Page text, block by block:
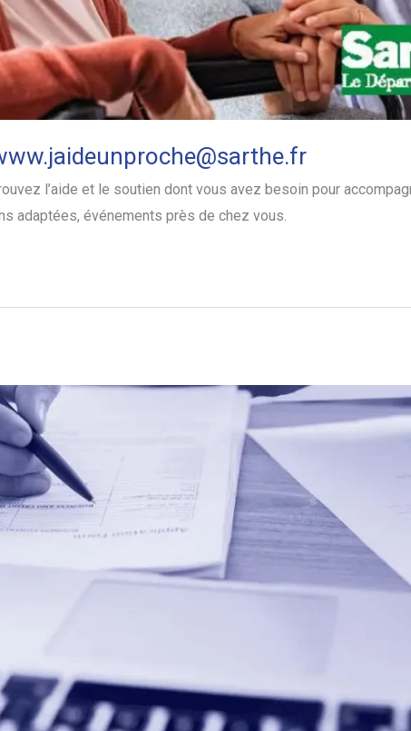
l’aide et le soutien dont vous avez besoin pour
adaptées, événements près de chez vous.